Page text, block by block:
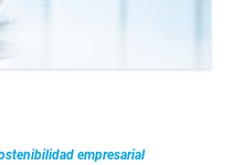
empresarial